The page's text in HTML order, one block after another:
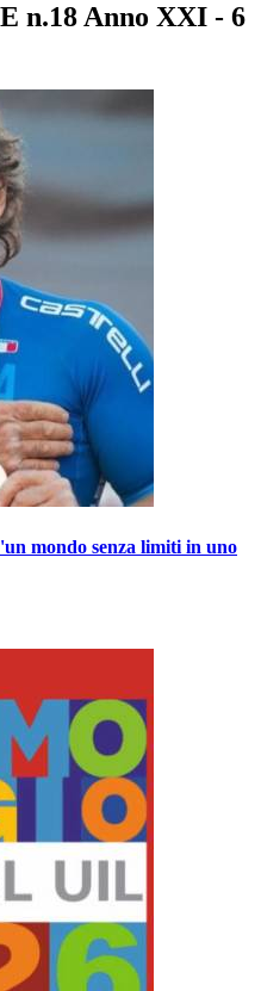
n.18 Anno XXI - 6
mondo senza limiti in uno